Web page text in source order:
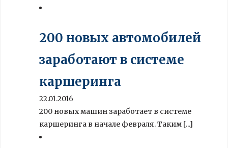
200 новых автомобилей
заработают в системе
каршеринга
22.01.2016
200 новых машин заработает в системе
каршеринга в начале февраля. Таким [...]